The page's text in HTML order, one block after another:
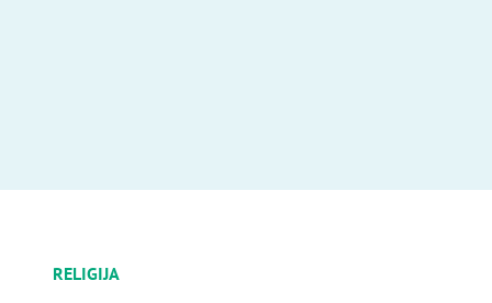
RELIGIJA